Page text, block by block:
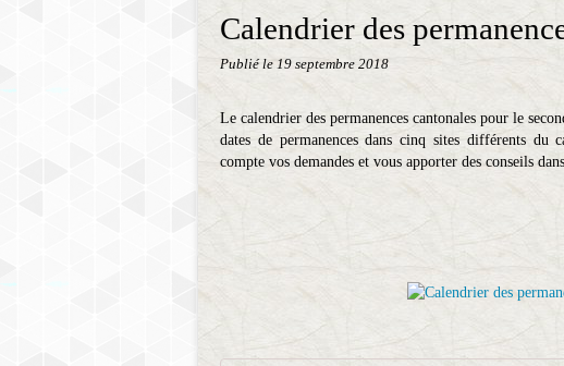
Calendrier des
Publié le 19 septembre 2018
Le calendrier des permanences cantonales pour le
dates de permanences dans cinq sites différents du
compte vos demandes et vous apporter des conseils